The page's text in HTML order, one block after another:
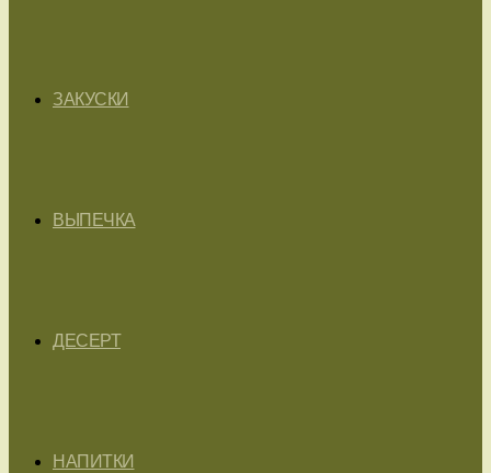
ЗАКУСКИ
ВЫПЕЧКА
ДЕСЕРТ
НАПИТКИ